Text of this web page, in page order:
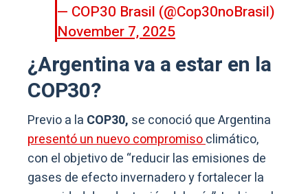
— COP30 Brasil (@Cop30noBrasil)
November 7, 2025
¿Argentina va a estar en la
COP30?
Previo a la COP30, se conoció que Argentina
presentó un nuevo compromisoclimático,
con el objetivo de “reducir las emisiones de
gases de efecto invernadero y fortalecer la